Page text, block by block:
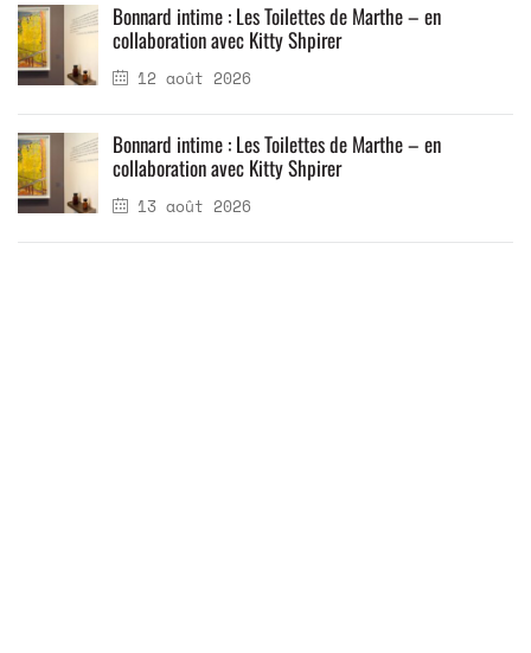
12 août 2026
Bonnard intime : Les Toilettes de Marthe – en
collaboration avec Kitty Shpirer
13 août 2026
Bonnard intime : Les Toilettes de Marthe – en
collaboration avec Kitty Shpirer